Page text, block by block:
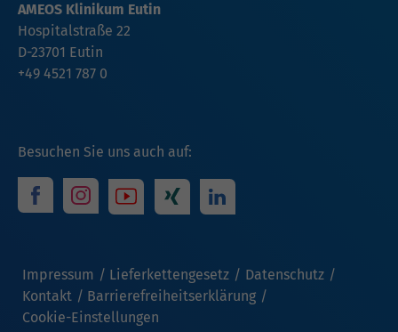
Besuchen Sie uns auch auf:
Impressum Lieferkettengesetz
Datenschutz
Kontakt
Barrierefreiheitserklärung
Cookie-Einstellungen
AMEOS Klinikum Eutin
Hospitalstraße 22
D-23701 Eutin
+49 4521 787 0